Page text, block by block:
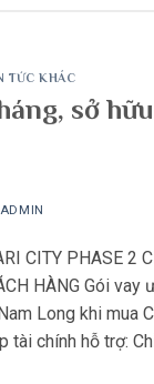
TỨC KHÁC
sở
ADMIN
CITY PHASE 2
HÀNG Gói
Long khi mua
tài chính hỗ trợ: